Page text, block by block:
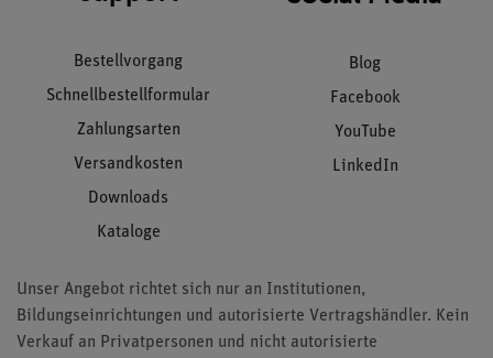
Bestellvorgang
Schnellbestellformular
Zahlungsarten
Versandkosten
Downloads
Kataloge
Blog
Facebook
YouTube
LinkedIn
Unser Angebot richtet sich nur an Institutionen,
Bildungseinrichtungen und autorisierte Vertragshändler. Kein
Verkauf an Privatpersonen und nicht autorisierte